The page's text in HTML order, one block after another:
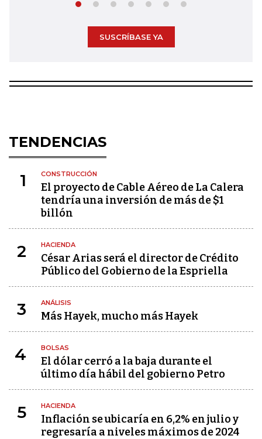
SUSCRÍBASE YA
TENDENCIAS
1 CONSTRUCCIÓN
El proyecto de Cable Aéreo de La Calera
tendría una inversión de más de $1
billón
2 HACIENDA
César Arias será el director de Crédito
Público del Gobierno de la Espriella
3 ANÁLISIS
Más Hayek, mucho más Hayek
4 BOLSAS
El dólar cerró a la baja durante el
último día hábil del gobierno Petro
5 HACIENDA
Inflación se ubicaría en 6,2% en julio y
regresaría a niveles máximos de 2024